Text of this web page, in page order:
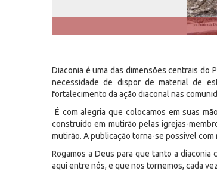
Diaconia é uma das dimensões centrais do
necessidade de dispor de material de
fortalecimento da ação diaconal nas
É com alegria que colocamos em suas
construído em mutirão pelas igrejas-
mutirão. A publicação torna-se possível
Rogamos a Deus para que tanto a
aqui entre nós, e que nos tornemos, cada